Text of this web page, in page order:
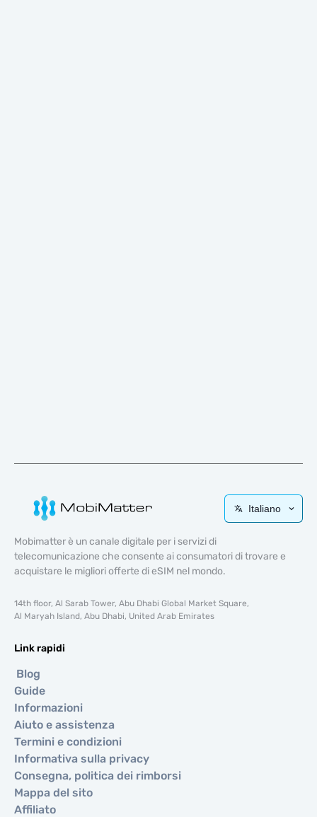
Italiano
Mobimatter è un canale digitale per i servizi di
telecomunicazione che consente ai consumatori di trovare e
acquistare le migliori offerte di eSIM nel mondo.
14th floor, Al Sarab Tower, Abu Dhabi Global Market Square,
Al Maryah Island, Abu Dhabi, United Arab Emirates
Link rapidi
Blog
Guide
Informazioni
Aiuto e assistenza
Termini e condizioni
Informativa sulla privacy
Consegna, politica dei rimborsi
Mappa del sito
Affiliato